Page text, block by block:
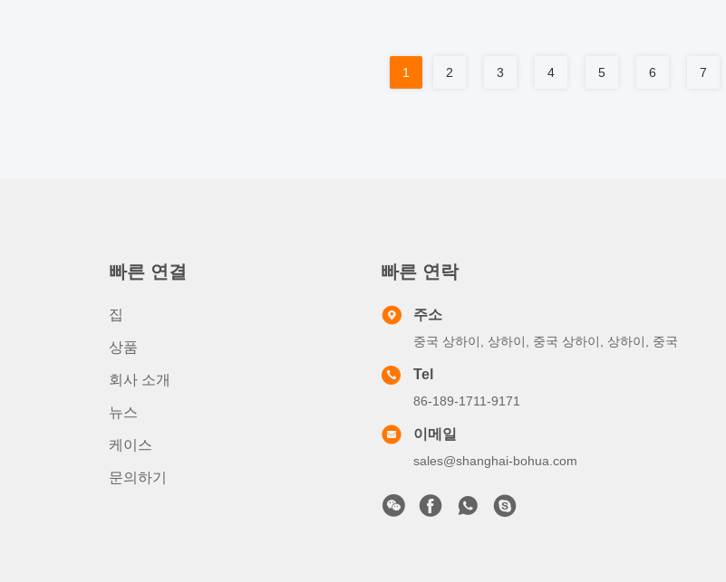
1 2 3 4 5 6 7
빠른 연결
집
상품
회사 소개
뉴스
케이스
문의하기
빠른 연락
주소
중국 상하이, 상하이, 중국 상하이, 상하이, 중국
Tel
86-189-1711-9171
이메일
sales@shanghai-bohua.com